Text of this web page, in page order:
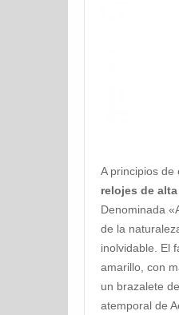
A principios
relojes de
Denominada
de la
inolvidable. El
amarillo, con
un brazalete
atemporal de